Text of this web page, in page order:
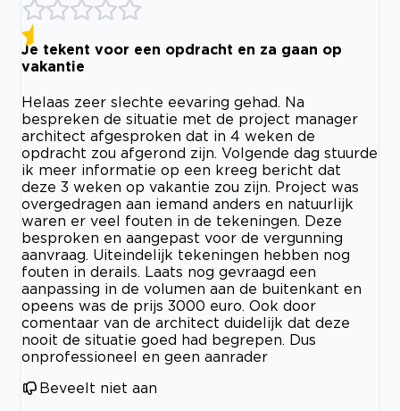
Je tekent voor een opdracht en za gaan op
vakantie
Helaas zeer slechte eevaring gehad. Na
bespreken de situatie met de project manager
architect afgesproken dat in 4 weken de
opdracht zou afgerond zijn. Volgende dag stuurde
ik meer informatie op een kreeg bericht dat
deze 3 weken op vakantie zou zijn. Project was
overgedragen aan iemand anders en natuurlijk
waren er veel fouten in de tekeningen. Deze
besproken en aangepast voor de vergunning
aanvraag. Uiteindelijk tekeningen hebben nog
fouten in derails. Laats nog gevraagd een
aanpassing in de volumen aan de buitenkant en
opeens was de prijs 3000 euro. Ook door
comentaar van de architect duidelijk dat deze
nooit de situatie goed had begrepen. Dus
onprofessioneel en geen aanrader
Beveelt niet aan